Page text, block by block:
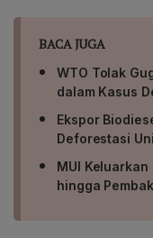
BACA JUGA
WTO Tolak
dalam Kasus
Ekspor
Deforestasi
MUI
hingga